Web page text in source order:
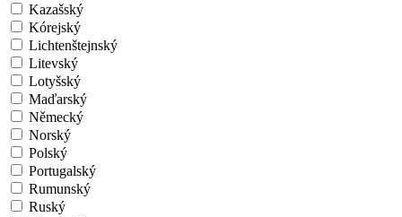
Kazašský
Kórejský
Lichtenštejnský
Litevský
Lotyšský
Maďarský
Německý
Norský
Polský
Portugalský
Rumunský
Ruský